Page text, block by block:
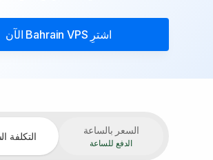
اشترِ Bahrain VPS الآن
السعر بالساعة
الدفع للساعة
التكلفة